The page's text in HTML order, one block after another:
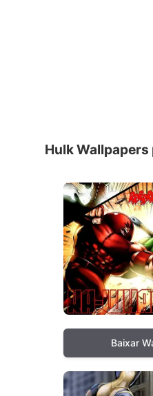
Hulk
Baixar